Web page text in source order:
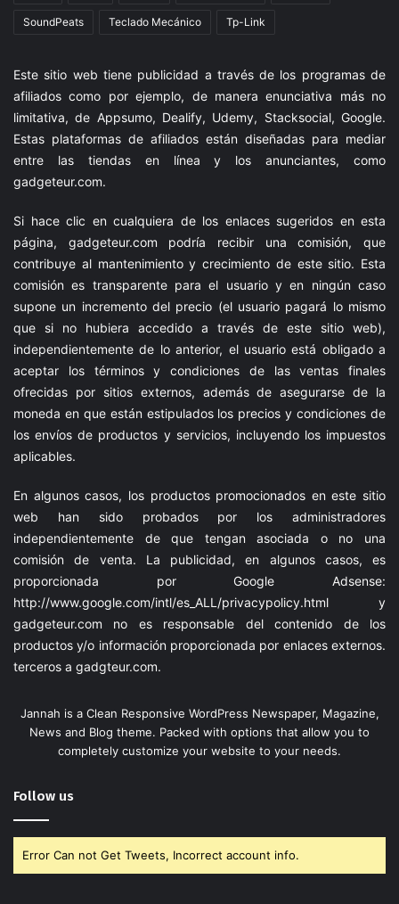
SoundPeats Teclado Mecánico Tp-Link
Este sitio web tiene publicidad a través de los programas de
afiliados como por ejemplo, de manera enunciativa más no
limitativa, de Appsumo, Dealify, Udemy, Stacksocial, Google.
Estas plataformas de afiliados están diseñadas para mediar
entre las tiendas en línea y los anunciantes, como
gadgeteur.com.
Si hace clic en cualquiera de los enlaces sugeridos en esta
página, gadgeteur.com podría recibir una comisión, que
contribuye al mantenimiento y crecimiento de este sitio. Esta
comisión es transparente para el usuario y en ningún caso
supone un incremento del precio (el usuario pagará lo mismo
que si no hubiera accedido a través de este sitio web),
independientemente de lo anterior, el usuario está obligado a
aceptar los términos y condiciones de las ventas finales
ofrecidas por sitios externos, además de asegurarse de la
moneda en que están estipulados los precios y condiciones de
los envíos de productos y servicios, incluyendo los impuestos
aplicables.
En algunos casos, los productos promocionados en este sitio
web han sido probados por los administradores
independientemente de que tengan asociada o no una
comisión de venta. La publicidad, en algunos casos, es
proporcionada por Google Adsense:
http://www.google.com/intl/es_ALL/privacypolicy.html y
gadgeteur.com no es responsable del contenido de los
productos y/o información proporcionada por enlaces externos.
terceros a gadgteur.com.
Jannah is a Clean Responsive WordPress Newspaper, Magazine,
News and Blog theme. Packed with options that allow you to
completely customize your website to your needs.
Follow us
Error Can not Get Tweets, Incorrect account info.